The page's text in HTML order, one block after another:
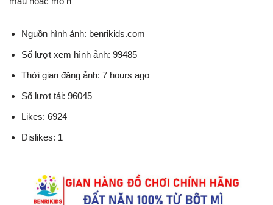
Nguồn hình ảnh: benrikids.com
Số lượt xem hình ảnh: 99485
Thời gian đăng ảnh: 7 hours ago
Số lượt tải: 96045
Likes: 6924
Dislikes: 1